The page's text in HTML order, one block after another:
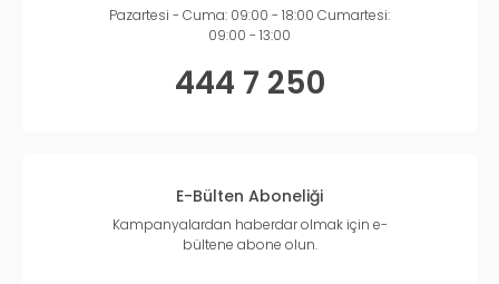
Pazartesi - Cuma: 09:00 - 18:00 Cumartesi:
09:00 - 13:00
444 7 250
E-Bülten Aboneliği
Kampanyalardan haberdar olmak için e-
bültene abone olun.